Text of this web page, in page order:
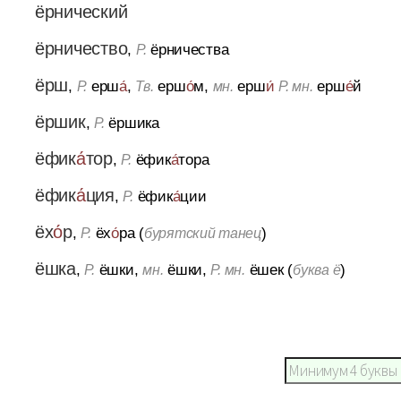
ёрнический
ёрничество, Р. ёрничества
ёрш, Р. ерша́, Тв. ершо́м, мн. ерши́ Р. мн. ерше́й
ёршик,Р. ёршика
ёфика́тор,Р. ёфика́тора
ёфика́ция,Р. ёфика́ции
ёхо́р,Р. ёхо́ра (бурятский танец)
ёшка,Р. ёшки,мн. ёшки,Р. мн. ёшек (буква ё)